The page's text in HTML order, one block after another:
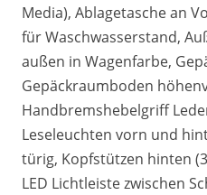
Media), Ablagetasche an
für Waschwasserstand,
außen in Wagenfarbe,
Gepäckraumboden
Handbremshebelgriff
Leseleuchten vorn und
türig, Kopfstützen hinten
LED Lichtleiste zwischen